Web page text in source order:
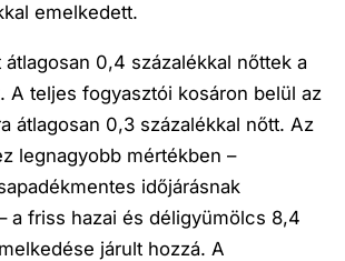
emelkedett.
átlagosan 0,4 százalékkal nőttek a
A teljes fogyasztói kosáron belül az
átlagosan 0,3 százalékkal nőtt. Az
legnagyobb mértékben –
időjárásnak
a friss hazai és déligyümölcs 8,4
járult hozzá. A